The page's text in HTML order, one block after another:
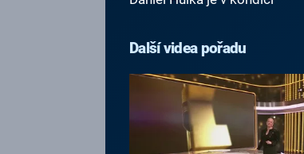
Další videa pořadu